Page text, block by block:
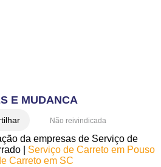
E MUDANCA
Não reivindicada
da empresas de Serviço de
| Serviço de Carreto em Pouso
Carreto em SC